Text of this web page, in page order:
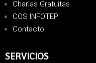
Charlas Gratuitas
COS INFOTEP
Contacto
SERVICIOS